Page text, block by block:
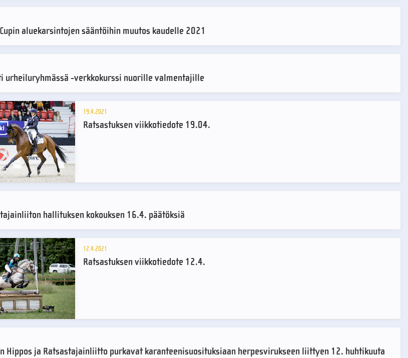
aluekarsintojen sääntöihin muutos kaudelle 2021
urheiluryhmässä -verkkokurssi nuorille valmentajille
19.4.2021
Ratsastuksen viikkotiedote 19.04.
hallituksen kokouksen 16.4. päätöksiä
12.4.2021
Ratsastuksen viikkotiedote 12.4.
Hippos ja Ratsastajainliitto purkavat karanteenisuosituksiaan herpesvirukseen liittyen 12. huhtikuuta